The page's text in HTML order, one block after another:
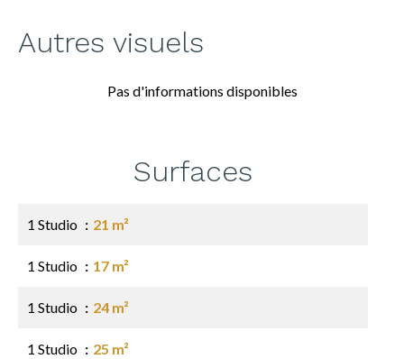
Autres visuels
Pas d'informations disponibles
Surfaces
1 Studio 21 m²
1 Studio 17 m²
1 Studio 24 m²
1 Studio 25 m²